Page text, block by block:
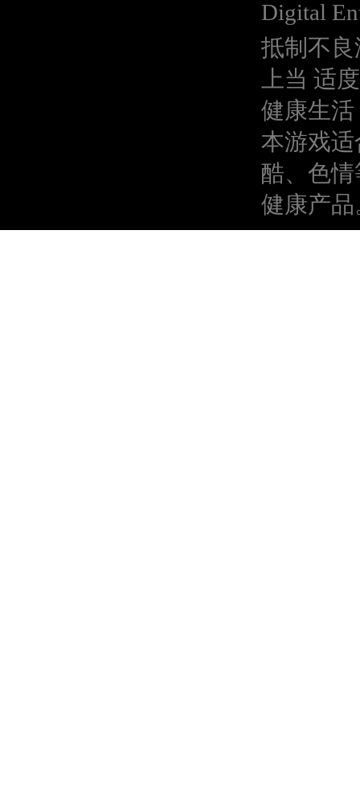
Digital
抵制不
上当 适
健康生活
本游戏
酷、色
健康产品